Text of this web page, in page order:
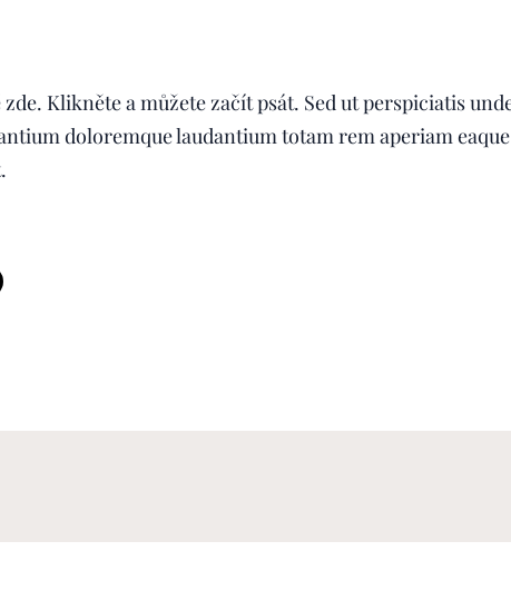
zde. Klikněte a můžete začít psát. Sed ut perspiciatis
doloremque laudantium totam rem aperiam